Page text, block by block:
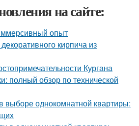
на сайте:
опыт
кирпича из
Кургана
полный обзор по технической
выборе однокомнатной квартиры: